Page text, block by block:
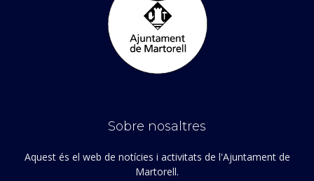
Sobre nosaltres
Aquest és el web de notícies i activitats de l'Ajuntament de
Martorell.